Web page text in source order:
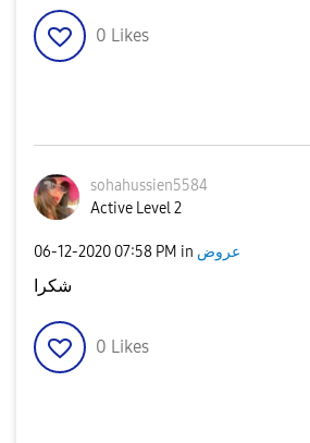
0 Likes
sohahussien5584
Active Level 2
‎06-12-2020 07:58 PM in عروض
شكرا
0 Likes